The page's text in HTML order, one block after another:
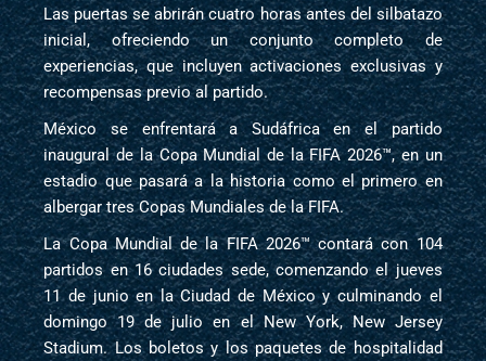
Las puertas se abrirán cuatro horas antes del silbatazo
inicial, ofreciendo un conjunto completo de
experiencias, que incluyen activaciones exclusivas y
recompensas previo al partido.
México se enfrentará a Sudáfrica en el partido
inaugural de la Copa Mundial de la FIFA 2026™, en un
estadio que pasará a la historia como el primero en
albergar tres Copas Mundiales de la FIFA.
La Copa Mundial de la FIFA 2026™ contará con 104
partidos en 16 ciudades sede, comenzando el jueves
11 de junio en la Ciudad de México y culminando el
domingo 19 de julio en el New York, New Jersey
Stadium. Los boletos y los paquetes de hospitalidad